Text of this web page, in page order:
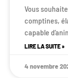
Vous
comptines,
capable
LIRE LA SUITE »
4 novembre